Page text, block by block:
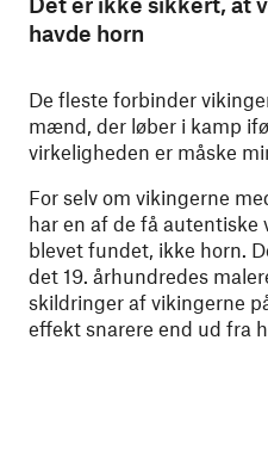
havde horn
De fleste forbinder
mænd, der løber i kamp
virkeligheden er måske
For selv om vikingerne
har en af de få autentiske
blevet fundet, ikke horn.
det 19. århundredes
skildringer af vikingerne
effekt snarere end ud fra